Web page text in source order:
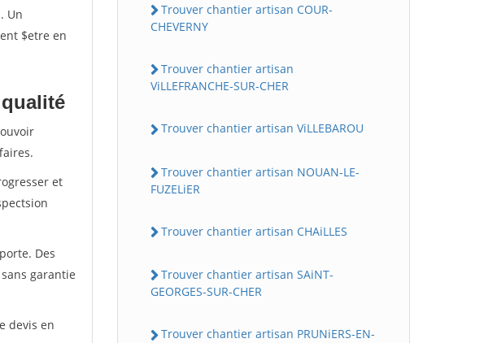
Un
$etre en
et
Des
garantie
devis en
Trouver chantier artisan COUR-
CHEVERNY
Trouver chantier artisan
ViLLEFRANCHE-SUR-CHER
Trouver chantier artisan ViLLEBAROU
Trouver chantier artisan NOUAN-LE-
FUZELiER
Trouver chantier artisan CHAiLLES
Trouver chantier artisan SAiNT-
GEORGES-SUR-CHER
Trouver chantier artisan PRUNiERS-EN-